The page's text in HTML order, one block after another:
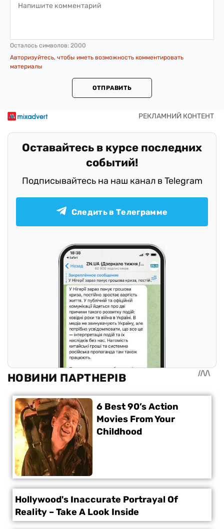
Осталось символов: 2000
Авторизуйтесь, чтобы иметь возможность комментировать
материалы
ОТПРАВИТЬ
Оставайтесь в курсе последних
событий!
Подписывайтесь на наш канал в Telegram
Следить в Телеграмме